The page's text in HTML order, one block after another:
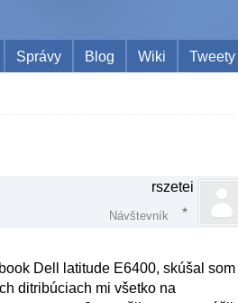
Správy Blog Wiki Tweety
rszetei
Návštevník
Dell latitude E6400, skúšal som
ditribúciach mi všetko na